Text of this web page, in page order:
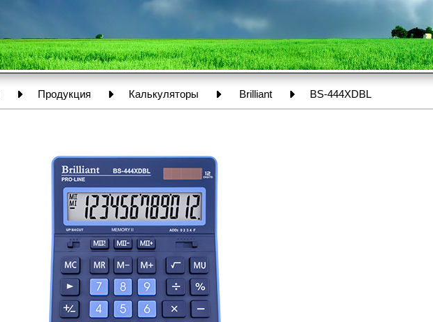
Продукция Калькуляторы Brilliant BS-444XDBL